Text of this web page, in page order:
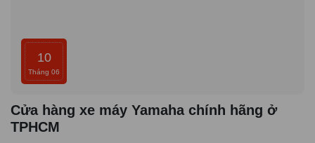
10
Tháng 06
Cửa hàng xe máy Yamaha chính hãng ở
TPHCM